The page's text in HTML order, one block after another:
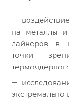
на металлы и
лайнеров в
точки
экстремально